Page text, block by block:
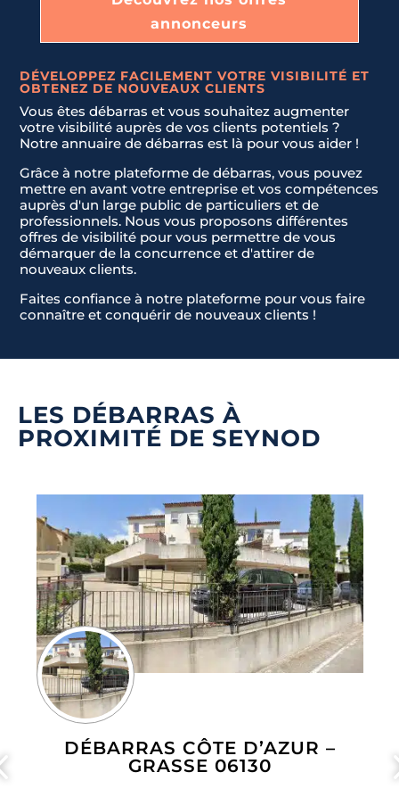
annonceurs
DÉVELOPPEZ FACILEMENT VOTRE VISIBILITÉ ET
OBTENEZ DE NOUVEAUX CLIENTS
Vous êtes débarras et vous souhaitez augmenter
votre visibilité auprès de vos clients potentiels ?
Notre annuaire de débarras est là pour vous aider !
Grâce à notre plateforme de débarras, vous pouvez
mettre en avant votre entreprise et vos compétences
auprès d'un large public de particuliers et de
professionnels. Nous vous proposons différentes
offres de visibilité pour vous permettre de vous
démarquer de la concurrence et d'attirer de
nouveaux clients.
Faites confiance à notre plateforme pour vous faire
connaître et conquérir de nouveaux clients !
LES DÉBARRAS À
PROXIMITÉ DE SEYNOD
DÉBARRAS CÔTE D’AZUR –
GRASSE 06130
ENLÈVEMENT D'ENCOMBRANTS ET DE DÉCHETS
DÉBLAIEMENT DE CAVES, GARAGES, ET GRENIERS
LIVRAISON ET INSTALLATION DE NOUVEAUX MEUBLES.
JE NE SAIS PAS
Téléphone*
U
n
i
t
d
S
t
a
t
s
+
Message*
Envoyer la demande